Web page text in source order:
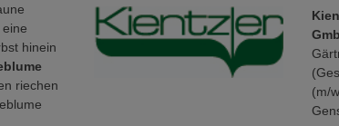
hinein
riechen
(m/